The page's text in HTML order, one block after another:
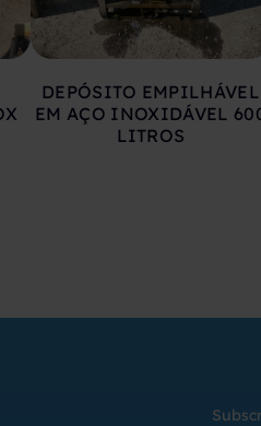
DEPÓSITO EMPILHÁVEL
EM AÇO INOXIDÁVEL
LITROS